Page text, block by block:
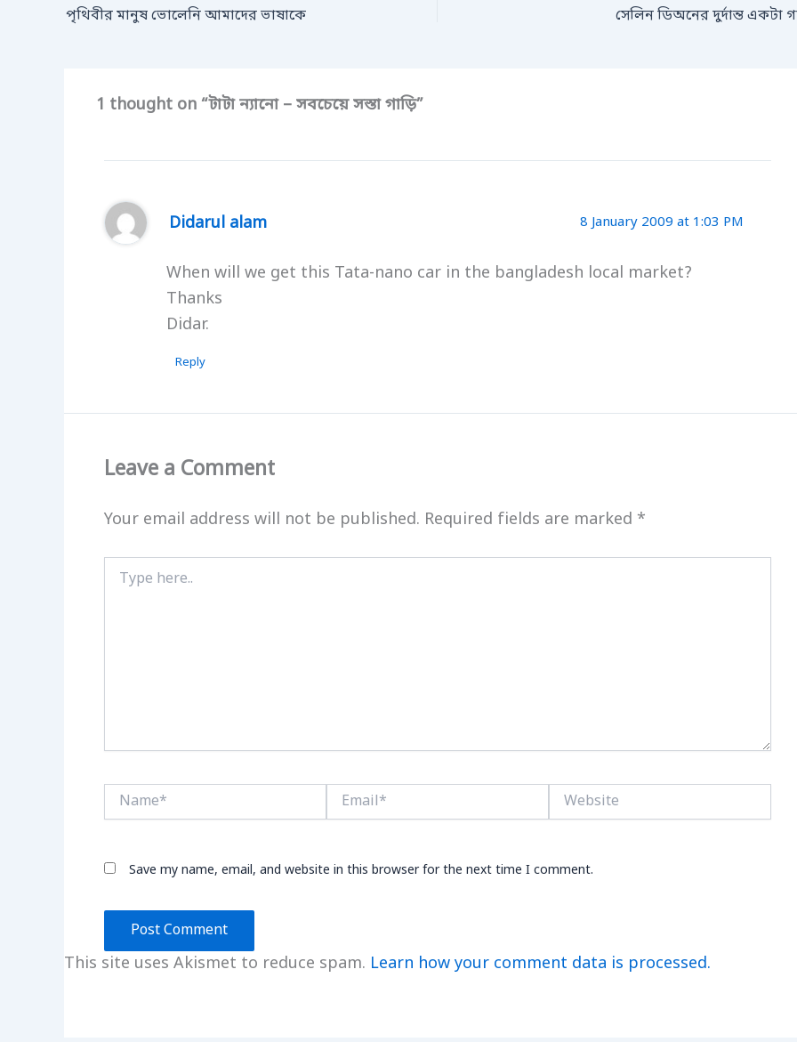
পৃথিবীর মানুষ ভোলেনি আমাদের ভাষাকে সেলিন ডিঅনের দুর্দান্ত একটা
1 thought on “টাটা ন্যানো – সবচেয়ে সস্তা গাড়ি”
Didarul alam 8 January 2009 at 1:03 PM
When will we get this Tata-nano car in the bangladesh local market?
Thanks
Didar.
Reply
Leave a Comment
Your email address will not be published. Required fields are marked *
here..
Name* Email* Website
Save my name, email, and website in this browser for the next time I comment.
This site uses Akismet to reduce spam. Learn how your comment data is processed.